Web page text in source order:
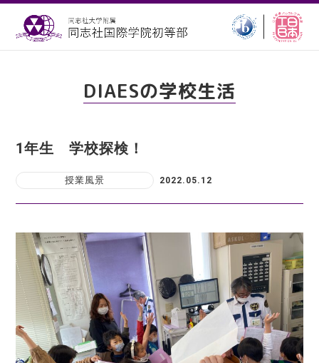
DIAESの学校生活
1年生 学校探検！
授業風景 2022.05.12